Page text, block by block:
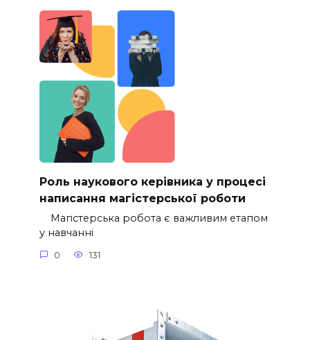
Роль наукового керівника у процесі
написання магістерської роботи
Магістерська робота є важливим етапом
у навчанні
0 131